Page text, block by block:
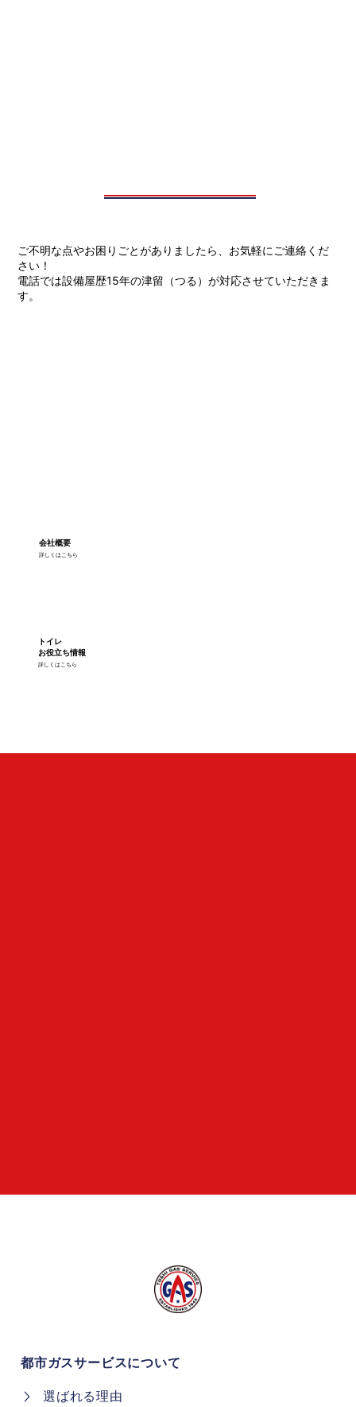
ご不明な点やお困りごとがありましたら、お気軽にご連絡くだ
さい！
電話では設備屋歴15年の津留（つる）が対応させていただきま
す。
詳しくはこちら
会社概要
詳しくはこちら
トイレ
お役立ち情報
都市ガスサービスについて
選ばれる理由